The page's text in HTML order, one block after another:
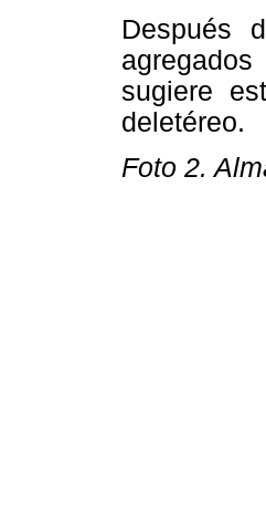
Después
sugiere
deletéreo.
Foto 2.